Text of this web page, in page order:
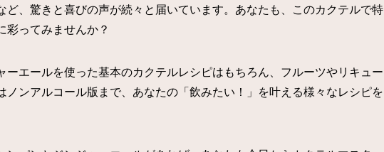
ど、驚きと喜びの声が続々と届いています。あなたも、このカクテルで特
彩ってみませんか？
ーエールを使った基本のカクテルレシピはもちろん、フルーツやリキュー
ンアルコール版まで、あなたの「飲みたい！」を叶える様々なレシピを